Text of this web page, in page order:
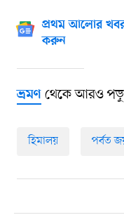
প্রথম আলোর
করুন
ভ্রমণথেকে আরও
হিমালয় পর্বত